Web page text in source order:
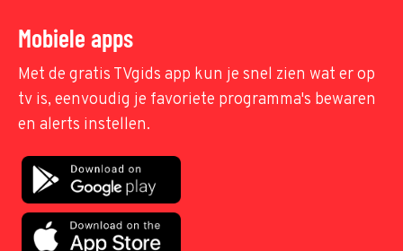
Mobiele apps
Met de gratis TVgids app kun je snel zien wat er op
tv is, eenvoudig je favoriete programma's bewaren
en alerts instellen.